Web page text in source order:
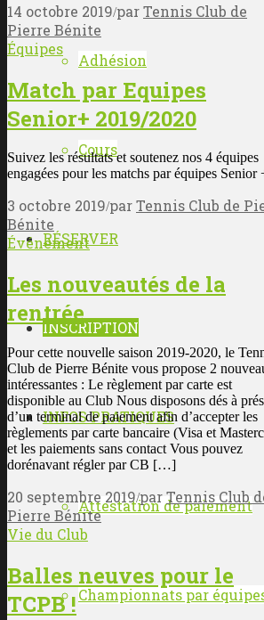
Adhésion
Cours
RÉSERVER
INSCRIPTION
INFOS PRATIQUES
Attestation de paiement
Championnats par
14 octobre 2019/parTennis Club de
Pierre Bénite
Équipes
Match par Equipes
Senior+ 2019/2020
Suivez les résultats et soutenez nos 4 équipes
engagées pour les matchs par équipes Senior
3 octobre 2019/parTennis Club de
Bénite
Événement
Les nouveautés de la
rentrée
Pour cette nouvelle saison 2019-2020, le
Club de Pierre Bénite vous propose 2
intéressantes : Le règlement par carte est
disponible au Club Nous disposons dés à
d’un terminal de paiement afin d’accepter les
règlements par carte bancaire (Visa et
et les paiements sans contact Vous pouvez
dorénavant régler par CB […]
20 septembre 2019/parTennis Club
Pierre Bénite
Vie du Club
Balles neuves pour le
TCPB !